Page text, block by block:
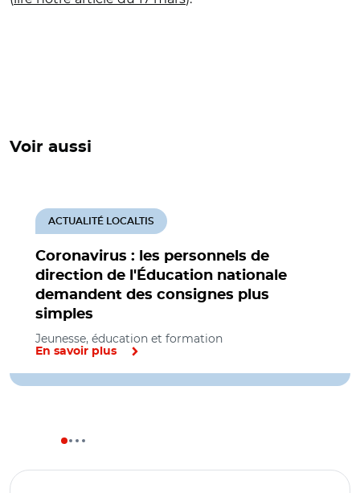
Voir aussi
Coronavirus : les personnels de
direction de l'Éducation nationale
demandent des consignes plus
simples
ACTUALITÉ LOCALTIS
Jeunesse, éducation et formation
En savoir plus